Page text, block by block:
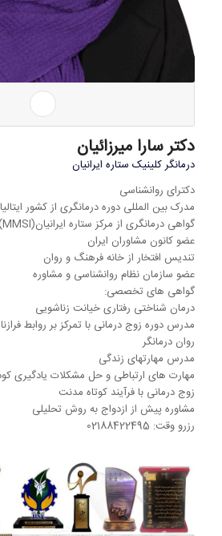
دکتر سارا میرزائیان
درمانگر کلینیک ستاره ایرانیان
دکترای روانشناسی
مدرک بین المللی دوره درمانگری از کشور ایتالیا
گواهی درمانگری از مرکز ستاره ایرانیان(MMSI)
عضو کانون مشاوران ایران
تندیس افتخار از خانه فرهنگ و روان
عضو سازمان نظام روانشناسی و مشاوره
گواهی های تخصصی:
درمان شناختی رفتاری خیانت زناشویی
مدرس دوره زوج درمانی با تمرکز بر روابط
روان درمانگر
مدرس مهارتهای زندگی
مهارت های ارتباطی و حل مشکلات یادگیری
زوج درمانی با فرآیند کوتاه مدنت
مشاوره پیش از ازدواج به روش تحلیلی
رزرو وقت: 02188422495